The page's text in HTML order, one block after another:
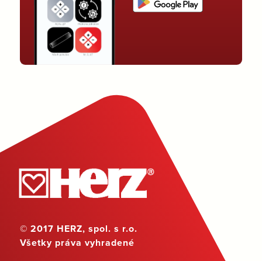
© 2017 HERZ, spol. s r.o.
Všetky práva vyhradené